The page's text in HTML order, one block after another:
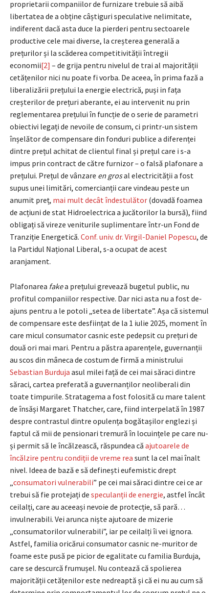
proprietarii companiilor de furnizare trebuie să aibă
libertatea de a obține câștiguri speculative nelimitate,
indiferent dacă asta duce la pierderi pentru sectoarele
productive cele mai diverse, la creșterea generală a
prețurilor și la scăderea competitivității întregii
economii[2] – de grija pentru nivelul de trai al majorității
cetățenilor nici nu poate fi vorba. De aceea, în prima fază a
liberalizării prețului la energie electrică, puși in fața
creșterilor de prețuri aberante, ei au intervenit nu prin
reglementarea prețului în funcție de o serie de parametri
obiectivi legați de nevoile de consum, ci printr-un sistem
înșelător de compensare din fonduri publice a diferenței
dintre prețul achitat de clientul final și prețul care i s-a
impus prin contract de către furnizor – o falsă plafonare a
prețului. Prețul de vânzare en grosal electricității a fost
supus unei limitări, comercianții care vindeau peste un
anumit preț, mai mult decât îndestulător (dovadă foamea
de acțiuni de stat Hidroelectrica a jucătorilor la bursă), fiind
obligați să vireze veniturile suplimentare într-un Fond de
Tranziție Energetică. Conf. univ. dr. Virgil-Daniel Popescu, de
la Partidul Național Liberal, s-a ocupat de acest
aranjament.
Plafonarea fakea prețului grevează bugetul public, nu
profitul companiilor respective. Dar nici asta nu a fost de-
ajuns pentru a le potoli „setea de libertate”. Așa că sistemul
de compensare este desființat de la 1 iulie 2025, moment în
care micul consumator casnic este pedepsit cu prețuri de
două ori mai mari. Pentru a păstra aparențele, guvernanții
au scos din mâneca de costum de firmă a ministrului
Sebastian Burduja asul milei față de cei mai săraci dintre
săraci, cartea preferată a guvernanților neoliberali din
toate timpurile. Stratagema a fost folosită cu mare talent
de însăși Margaret Thatcher, care, fiind interpelată în 1987
despre contrastul dintre opulența bogătașilor englezi și
faptul că mii de pensionari tremură în locuințele pe care nu-
și permit să le încălzească, răspundea că ajutoarele de
încălzire pentru condiții de vreme rea sunt la cel mai înalt
nivel. Ideea de bază e să definești eufemistic drept
consumatori vulnerabili” pe cei mai săraci dintre cei ce ar
trebui să fie protejați de speculanții de energie, astfel încât
ceilalți, care au aceeași nevoie de protecție, să pară…
invulnerabili. Vei arunca niște ajutoare de mizerie
„consumatorilor vulnerabili”, iar pe ceilalți îi vei ignora.
Astfel, familia oricărui consumator casnic ne-muritor de
foame este pusă pe picior de egalitate cu familia Burduja,
care se descurcă frumușel. Nu contează că spolierea
majorității cetățenilor este nedreaptă și că ei nu au cum să